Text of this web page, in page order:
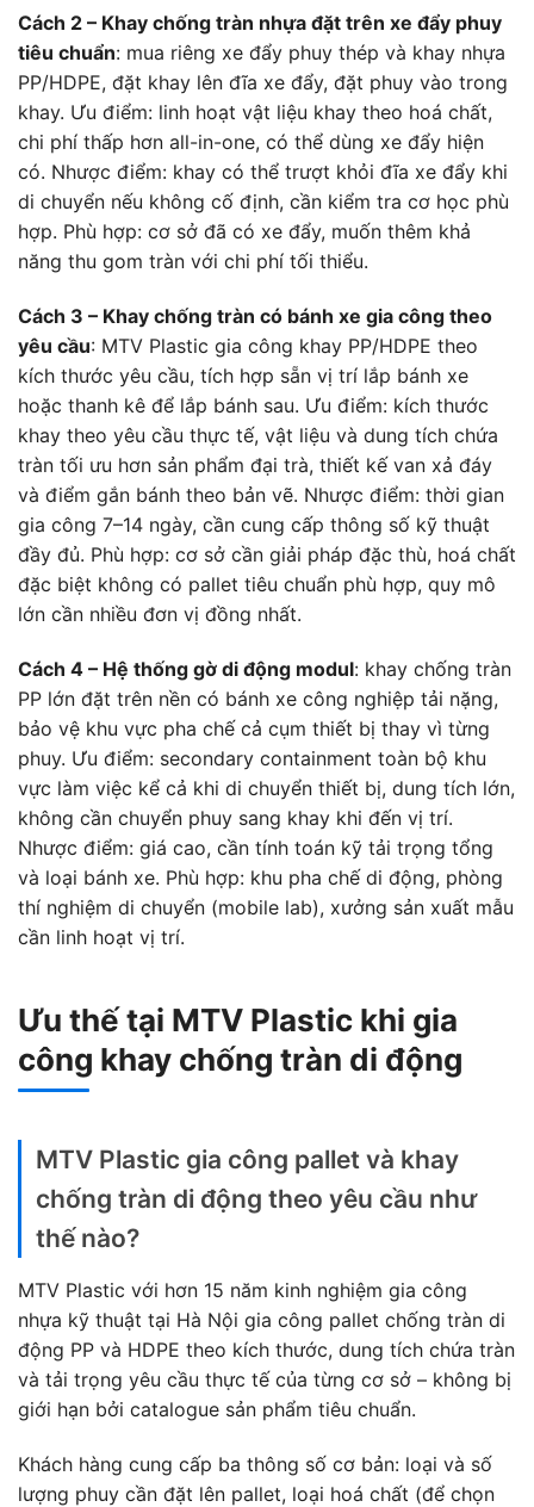
Cách 2 – Khay chống tràn nhựa đặt trên xe đẩy phuy
tiêu chuẩn: mua riêng xe đẩy phuy thép và khay nhựa
PP/HDPE, đặt khay lên đĩa xe đẩy, đặt phuy vào trong
khay. Ưu điểm: linh hoạt vật liệu khay theo hoá chất,
chi phí thấp hơn all-in-one, có thể dùng xe đẩy hiện
có. Nhược điểm: khay có thể trượt khỏi đĩa xe đẩy khi
di chuyển nếu không cố định, cần kiểm tra cơ học phù
hợp. Phù hợp: cơ sở đã có xe đẩy, muốn thêm khả
năng thu gom tràn với chi phí tối thiểu.
Cách 3 – Khay chống tràn có bánh xe gia công theo
yêu cầu: MTV Plastic gia công khay PP/HDPE theo
kích thước yêu cầu, tích hợp sẵn vị trí lắp bánh xe
hoặc thanh kê để lắp bánh sau. Ưu điểm: kích thước
khay theo yêu cầu thực tế, vật liệu và dung tích chứa
tràn tối ưu hơn sản phẩm đại trà, thiết kế van xả đáy
và điểm gắn bánh theo bản vẽ. Nhược điểm: thời gian
gia công 7–14 ngày, cần cung cấp thông số kỹ thuật
đầy đủ. Phù hợp: cơ sở cần giải pháp đặc thù, hoá chất
đặc biệt không có pallet tiêu chuẩn phù hợp, quy mô
lớn cần nhiều đơn vị đồng nhất.
Cách 4 – Hệ thống gờ di động modul: khay chống tràn
PP lớn đặt trên nền có bánh xe công nghiệp tải nặng,
bảo vệ khu vực pha chế cả cụm thiết bị thay vì từng
phuy. Ưu điểm: secondary containment toàn bộ khu
vực làm việc kể cả khi di chuyển thiết bị, dung tích lớn,
không cần chuyển phuy sang khay khi đến vị trí.
Nhược điểm: giá cao, cần tính toán kỹ tải trọng tổng
và loại bánh xe. Phù hợp: khu pha chế di động, phòng
thí nghiệm di chuyển (mobile lab), xưởng sản xuất mẫu
cần linh hoạt vị trí.
Ưu thế tại MTV Plastic khi gia
công khay chống tràn di động
MTV Plastic gia công pallet và khay
chống tràn di động theo yêu cầu như
thế nào?
MTV Plastic với hơn 15 năm kinh nghiệm gia công
nhựa kỹ thuật tại Hà Nội gia công pallet chống tràn di
động PP và HDPE theo kích thước, dung tích chứa tràn
và tải trọng yêu cầu thực tế của từng cơ sở – không bị
giới hạn bởi catalogue sản phẩm tiêu chuẩn.
Khách hàng cung cấp ba thông số cơ bản: loại và số
lượng phuy cần đặt lên pallet, loại hoá chất (để chọn